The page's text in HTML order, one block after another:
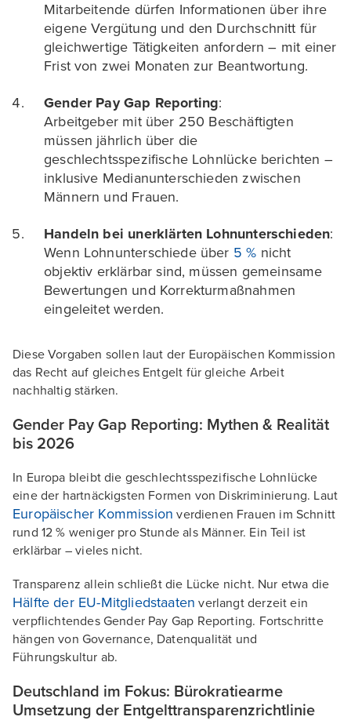
Mitarbeitende dürfen Informationen über ihre
eigene Vergütung und den Durchschnitt für
gleichwertige Tätigkeiten anfordern – mit einer
Frist von zwei Monaten zur Beantwortung.
Gender Pay Gap Reporting:
Arbeitgeber mit über 250 Beschäftigten
müssen jährlich über die
geschlechtsspezifische Lohnlücke berichten –
inklusive Medianunterschieden zwischen
Männern und Frauen.
Handeln bei unerklärten Lohnunterschieden:
Wenn Lohnunterschiede über 5 % nicht
objektiv erklärbar sind, müssen gemeinsame
Bewertungen und Korrekturmaßnahmen
eingeleitet werden.
Diese Vorgaben sollen laut der Europäischen Kommission
das Recht auf gleiches Entgelt für gleiche Arbeit
nachhaltig stärken.
Gender Pay Gap Reporting: Mythen & Realität
bis 2026
In Europa bleibt die geschlechtsspezifische Lohnlücke
eine der hartnäckigsten Formen von Diskriminierung. Laut
Europäischer Kommission verdienen Frauen im Schnitt
rund 12 % weniger pro Stunde als Männer. Ein Teil ist
erklärbar – vieles nicht.
Transparenz allein schließt die Lücke nicht. Nur etwa die
Hälfte der EU-Mitgliedstaaten verlangt derzeit ein
verpflichtendes Gender Pay Gap Reporting. Fortschritte
hängen von Governance, Datenqualität und
Führungskultur ab.
Deutschland im Fokus: Bürokratiearme
Umsetzung der Entgelttransparenzrichtlinie